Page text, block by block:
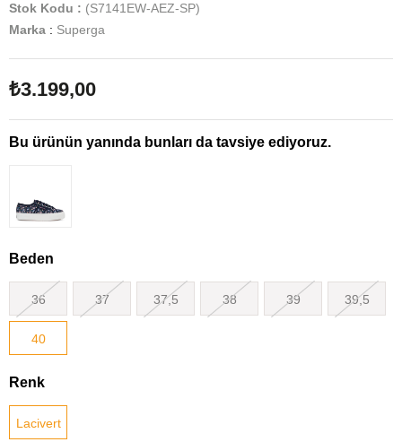
Stok Kodu
(S7141EW-AEZ-SP)
Marka : Superga
₺3.199,00
Bu ürünün yanında bunları da tavsiye ediyoruz.
Beden
36 37 37,5 38 39 39,5
40
Renk
Lacivert